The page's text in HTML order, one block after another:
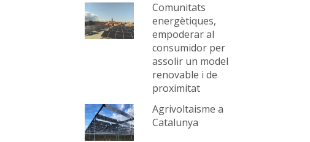
Comunitats
energètiques,
empoderar al
consumidor per
assolir un model
renovable i de
proximitat
Agrivoltaisme a
Catalunya